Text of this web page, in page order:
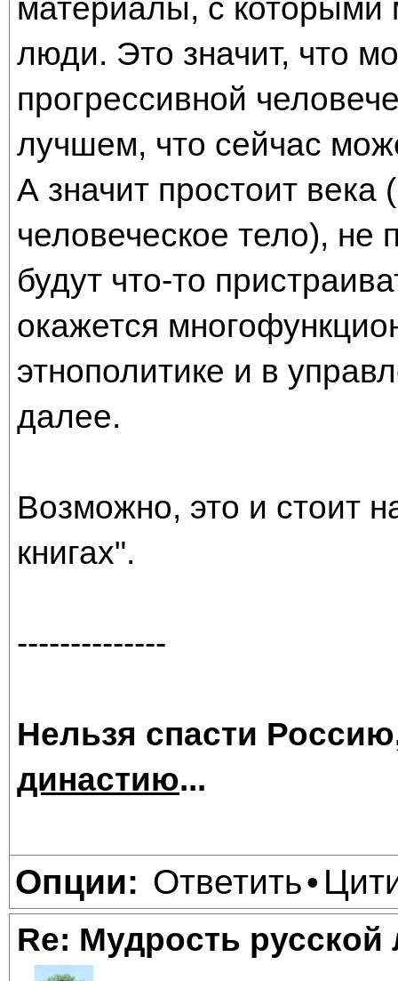
материалы, с которыми
люди. Это значит, что
прогрессивной
лучшем, что сейчас
А значит простоит века
человеческое тело), не
будут что-то
окажется
этнополитике и в
далее.
Возможно, это и стоит
книгах".
--------------
Нельзя спасти
династию...
Опции: Ответить•
Re: Мудрость русской